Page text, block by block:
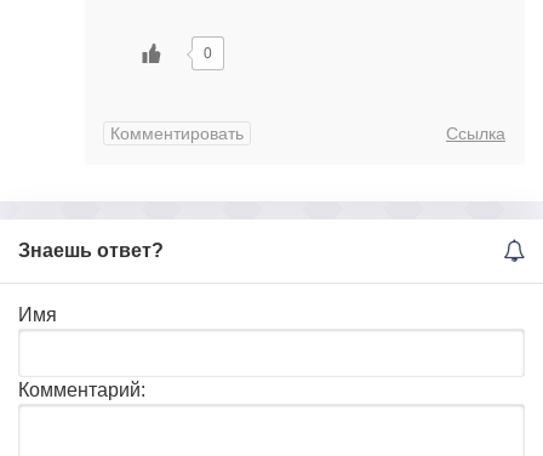
0
Комментировать Ссылка
Знаешь ответ?
Имя
Комментарий: